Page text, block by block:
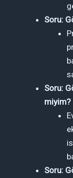
Soru:
Soru:
miyim?
Soru: